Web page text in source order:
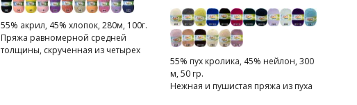
55% акрил, 45% хлопок, 280м, 100г.
Пряжа равномерной средней
толщины, скрученная из четырех
55% пух кролика, 45% нейлон, 300
м, 50 гр.
Нежная и пушистая пряжа из пуха